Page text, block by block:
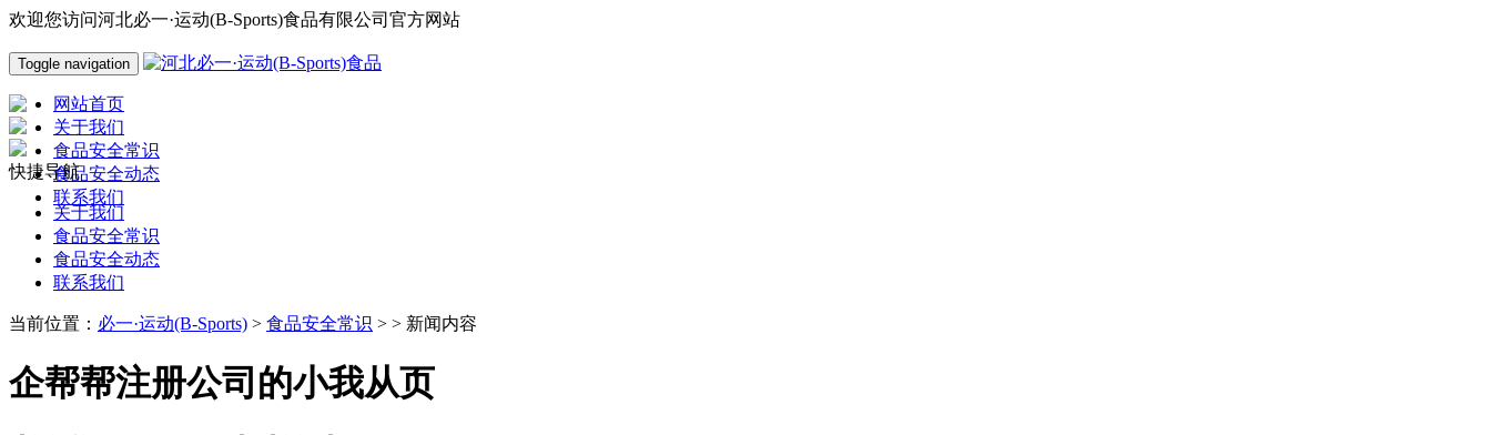
欢迎您访问河北必一·运动(B-Sports)食品有限公司官方网站
Toggle navigation
网站首页
关于我们
食品安全常识
食品安全动态
联系我们
快捷导航
关于我们
食品安全常识
食品安全动态
联系我们
当前位置： 必一·运动(B-Sports) > 食品安全常识 > > 新闻内容
企帮帮注册公司的小我从页